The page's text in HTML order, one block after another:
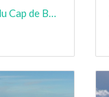
(4.86) BG Cabane du Cap de Bares Jan15 05